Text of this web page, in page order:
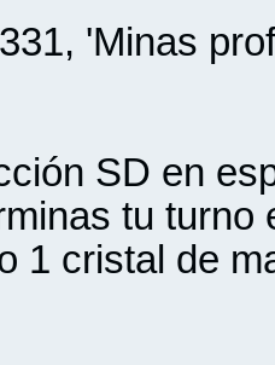
'Minas
SD en
tu turno
1 cristal de